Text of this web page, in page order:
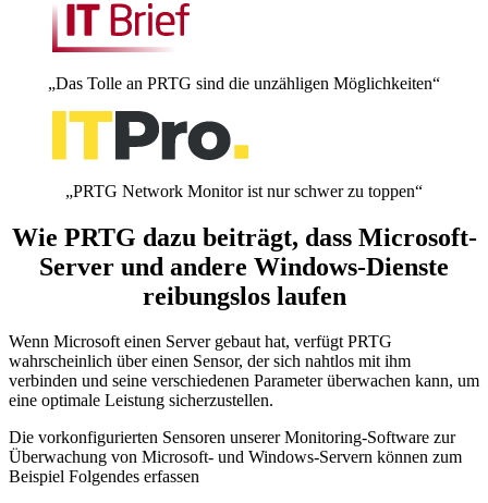
„Das Tolle an PRTG sind die unzähligen Möglichkeiten“
„PRTG Network Monitor ist nur schwer zu toppen“
Wie PRTG dazu beiträgt, dass Microsoft-
Server und andere Windows-Dienste
reibungslos laufen
Wenn Microsoft einen Server gebaut hat, verfügt PRTG
wahrscheinlich über einen Sensor, der sich nahtlos mit ihm
verbinden und seine verschiedenen Parameter überwachen kann, um
eine optimale Leistung sicherzustellen.
Die vorkonfigurierten Sensoren unserer Monitoring-Software zur
Überwachung von Microsoft- und Windows-Servern können zum
Beispiel Folgendes erfassen